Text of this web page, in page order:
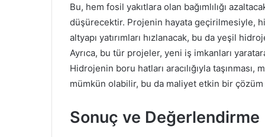
Bu, hem fosil yakıtlara olan bağımlılığı
düşürecektir. Projenin hayata geçirilmesiyle,
altyapı yatırımları hızlanacak, bu da yeşil
Ayrıca, bu tür projeler, yeni iş imkanları
Hidrojenin boru hatları aracılığıyla
mümkün olabilir, bu da maliyet etkin bir çözüm
Sonuç ve Değerlendirme